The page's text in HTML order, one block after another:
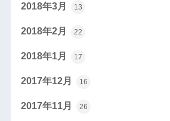
2018年3月 13
2018年2月 22
2018年1月 17
2017年12月 16
2017年11月 26